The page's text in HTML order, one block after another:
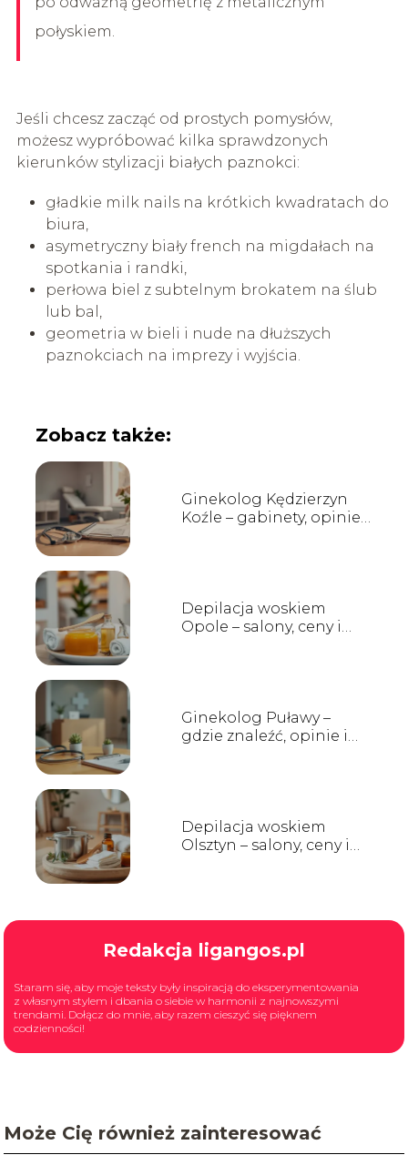
połyskiem.
Jeśli chcesz zacząć od prostych pomysłów,
możesz wypróbować kilka sprawdzonych
kierunków stylizacji białych paznokci:
gładkie milk nails na krótkich kwadratach do
biura,
asymetryczny biały french na migdałach na
spotkania i randki,
perłowa biel z subtelnym brokatem na ślub
lub bal,
geometria w bieli i nude na dłuższych
paznokciach na imprezy i wyjścia.
Zobacz także:
Ginekolog Kędzierzyn
Koźle – gabinety, opinie,
Depilacja woskiem
Opole – salony, ceny i
Ginekolog Puławy –
gdzie znaleźć, opinie i
Depilacja woskiem
Olsztyn – salony, ceny i
Redakcja ligangos.pl
Staram się, aby moje teksty były inspiracją do eksperymentowania
z własnym stylem i dbania o siebie w harmonii z najnowszymi
trendami. Dołącz do mnie, aby razem cieszyć się pięknem
codzienności!
Może Cię również zainteresować